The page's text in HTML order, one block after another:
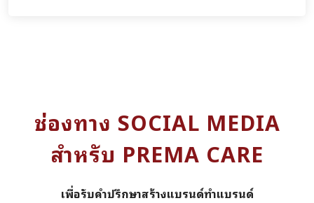
ช่องทาง SOCIAL MEDIA
สำหรับ PREMA CARE
เพื่อรับคำปรึกษาสร้างแบรนด์ทำแบรนด์